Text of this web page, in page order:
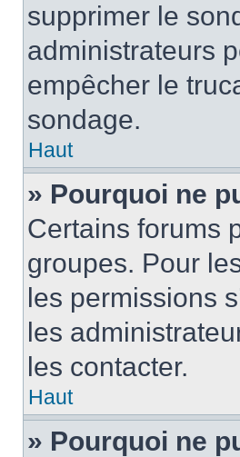
supprimer le
administrateurs
empêcher le
sondage.
Haut
» Pourquoi ne
Certains forums
groupes. Pour
les permissions
les
les contacter.
Haut
» Pourquoi ne